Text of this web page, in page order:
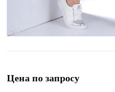
Цена по запросу